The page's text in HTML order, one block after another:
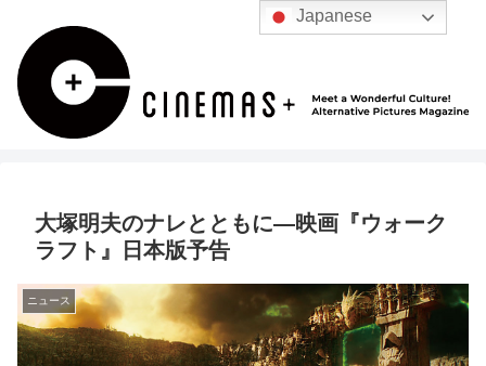
大塚明夫のナレとともに―映画『ウォーク
ラフト』日本版予告
ニュース
Japanese